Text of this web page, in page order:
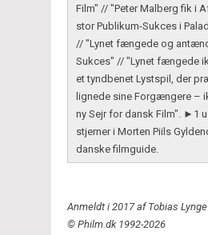
Film" // "Peter Malberg fik i
stor Publikum-Sukces i
// "Lynet fængede og
Sukces" // "Lynet fængede
et tyndbenet Lystspil, der
lignede sine Forgængere –
ny Sejr for dansk Film". ►1
stjerner i Morten Piils
danske filmguide.
Anmeldt i 2017 af Tobias
© Philm.dk 1992-2026